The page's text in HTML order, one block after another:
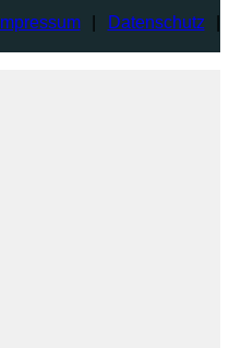
Impressum| Datenschutz